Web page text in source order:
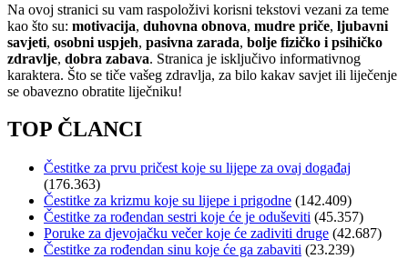
Na ovoj stranici su vam raspoloživi korisni tekstovi vezani za teme
kao što su: motivacija, duhovna obnova, mudre priče, ljubavni
savjeti, osobni uspjeh, pasivna zarada, bolje fizičko i psihičko
zdravlje, dobra zabava. Stranica je isključivo informativnog
karaktera. Što se tiče vašeg zdravlja, za bilo kakav savjet ili liječenje
se obavezno obratite liječniku!
TOP ČLANCI
Čestitke za prvu pričest koje su lijepe za ovaj događaj
(176.363)
Čestitke za krizmu koje su lijepe i prigodne (142.409)
Čestitke za rođendan sestri koje će je oduševiti (45.357)
Poruke za djevojačku večer koje će zadiviti druge (42.687)
Čestitke za rođendan sinu koje će ga zabaviti (23.239)